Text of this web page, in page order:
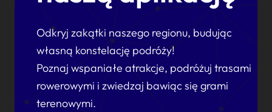
Odkryj zakątki naszego regionu, budując
własną konstelację podróży!
Poznaj wspaniałe atrakcje, podróżuj trasami
rowerowymi i zwiedzaj bawiąc się grami
terenowymi.